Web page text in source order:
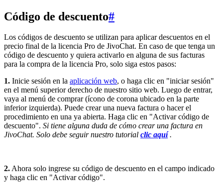
Código de descuento#
Los códigos de descuento se utilizan para aplicar descuentos en el
precio final de la licencia Pro de JivoChat. En caso de que tenga un
código de descuento y quiera activarlo en alguna de sus facturas
para la compra de la licencia Pro, solo siga estos pasos:
1. Inicie sesión en la aplicación web, o haga clic en "iniciar sesión"
en el menú superior derecho de nuestro sitio web. Luego de entrar,
vaya al menú de comprar (ícono de corona ubicado en la parte
inferior izquierda). Puede crear una nueva factura o hacer el
procedimiento en una ya abierta. Haga clic en "Activar código de
descuento". Si tiene alguna duda de cómo crear una factura en
JivoChat. Solo debe seguir nuestro tutorial clic aquí .
2.Ahora solo ingrese su código de descuento en el campo indicado
y haga clic en "Activar código".